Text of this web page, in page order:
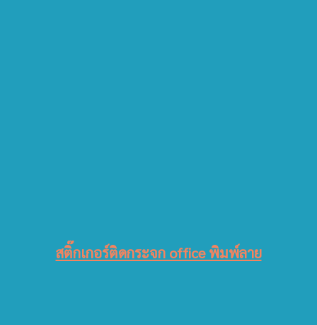
สติ๊กเกอร์ติดกระจก office พิมพ์ลาย